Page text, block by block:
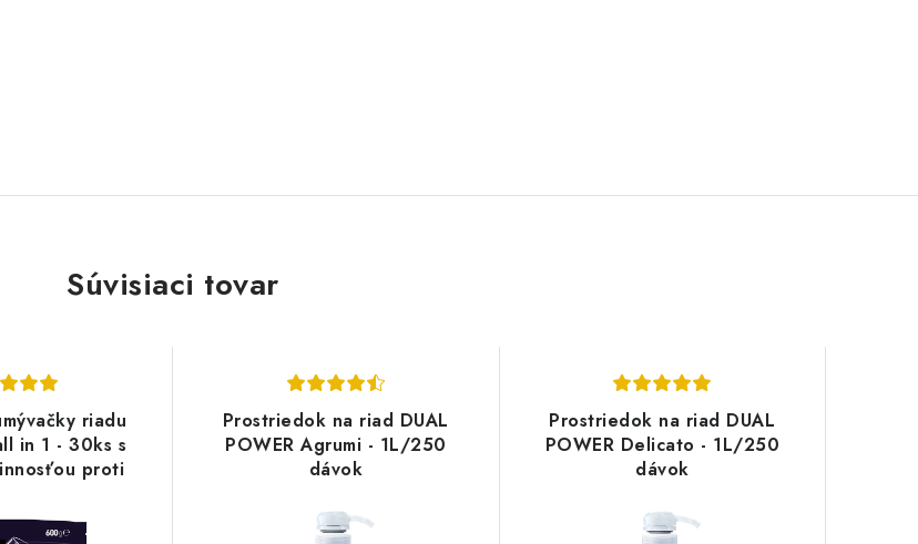
Súvisiaci tovar
riadu
in 1 - 30ks s
proti
Prostriedok na riad DUAL
POWER Agrumi - 1L/250
dávok
Prostriedok na riad DUAL
POWER Delicato - 1L/250
dávok